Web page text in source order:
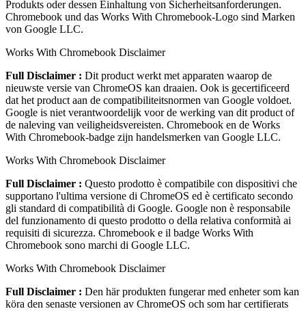
Produkts oder dessen Einhaltung von Sicherheitsanforderungen.
Chromebook und das Works With Chromebook-Logo sind Marken
von Google LLC.
Works With Chromebook Disclaimer
Full Disclaimer : Dit product werkt met apparaten waarop de
nieuwste versie van ChromeOS kan draaien. Ook is gecertificeerd
dat het product aan de compatibiliteitsnormen van Google voldoet.
Google is niet verantwoordelijk voor de werking van dit product of
de naleving van veiligheidsvereisten. Chromebook en de Works
With Chromebook-badge zijn handelsmerken van Google LLC.
Works With Chromebook Disclaimer
Full Disclaimer : Questo prodotto è compatibile con dispositivi che
supportano l'ultima versione di ChromeOS ed è certificato secondo
gli standard di compatibilità di Google. Google non è responsabile
del funzionamento di questo prodotto o della relativa conformità ai
requisiti di sicurezza. Chromebook e il badge Works With
Chromebook sono marchi di Google LLC.
Works With Chromebook Disclaimer
Full Disclaimer : Den här produkten fungerar med enheter som kan
köra den senaste versionen av ChromeOS och som har certifierats